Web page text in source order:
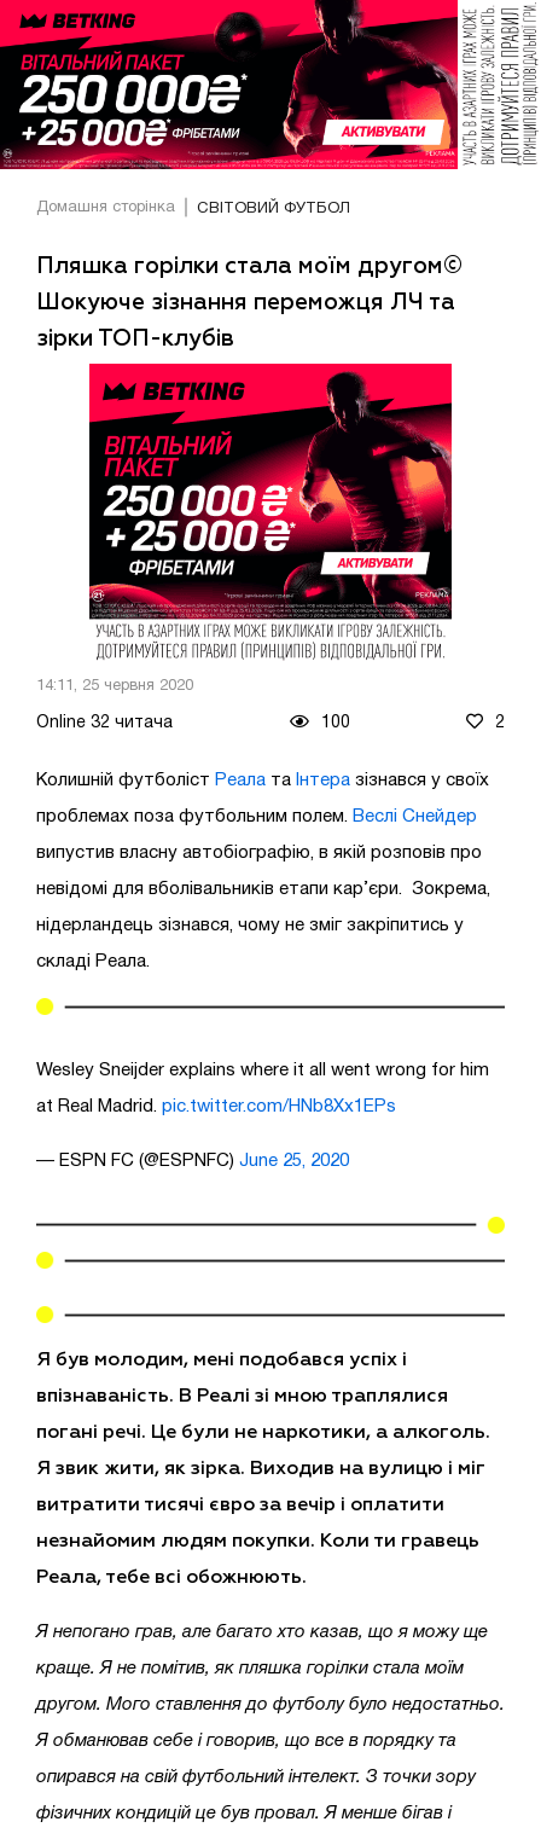
Домашня сторінка СВІТОВИЙ ФУТБОЛ
Пляшка горілки стала моїм другом©
Шокуюче зізнання переможця ЛЧ та
зірки ТОП-клубів
14:11, 25 червня 2020
Online 32 читача 100 2
Колишній футболіст Реала та Інтера зізнався у своїх
проблемах поза футбольним полем. Веслі Снейдер
випустив власну автобіографію, в якій розповів про
невідомі для вболівальників етапи кар’єри. Зокрема,
нідерландець зізнався, чому не зміг закріпитись у
складі Реала.
Wesley Sneijder explains where it all went wrong for him
at Real Madrid. pic.twitter.com/HNb8Xx1EPs
— ESPN FC (@ESPNFC) June 25, 2020
Я був молодим, мені подобався успіх і
впізнаваність. В Реалі зі мною траплялися
погані речі. Це були не наркотики, а алкоголь.
Я звик жити, як зірка. Виходив на вулицю і міг
витратити тисячі євро за вечір і оплатити
незнайомим людям покупки. Коли ти гравець
Реала, тебе всі обожнюють.
Я непогано грав, але багато хто казав, що я можу ще
краще. Я не помітив, як пляшка горілки стала моїм
другом. Мого ставлення до футболу було недостатньо.
Я обманював себе і говорив, що все в порядку та
опирався на свій футбольний інтелект. З точки зору
фізичних кондицій це був провал. Я менше бігав і